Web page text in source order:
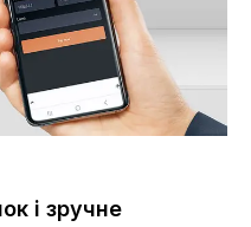
і зручне